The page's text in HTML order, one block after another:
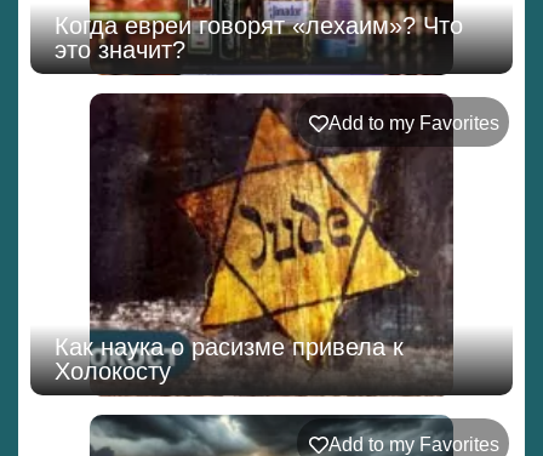
Когда евреи говорят «лехаим»? Что
это значит?
Add to my Favorites
Как наука о расизме привела к
Холокосту
Add to my Favorites